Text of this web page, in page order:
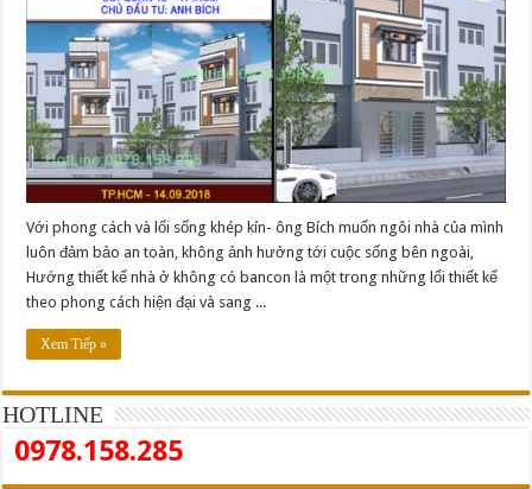
Với phong cách và lối sống khép kín- ông Bích muốn ngôi nhà của mình
luôn đảm bảo an toàn, không ảnh hưởng tới cuộc sống bên ngoài,
Hướng thiết kế nhà ở không có bancon là một trong những lối thiết kế
theo phong cách hiện đại và sang ...
Xem Tiếp »
HOTLINE
0978.158.285